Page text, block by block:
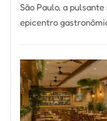
São Paulo, a
epicentro